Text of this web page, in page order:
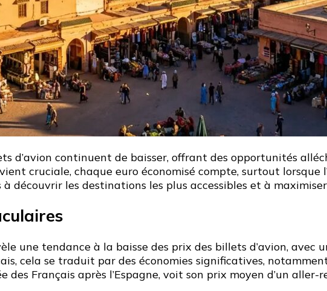
d’avion continuent de baisser, offrant des opportunités
cruciale, chaque euro économisé compte, surtout lorsque
découvrir les destinations les plus accessibles et à
une tendance à la baisse des prix des billets d’avion,
cela se traduit par des économies significatives,
Français après l’Espagne, voit son prix moyen d’un